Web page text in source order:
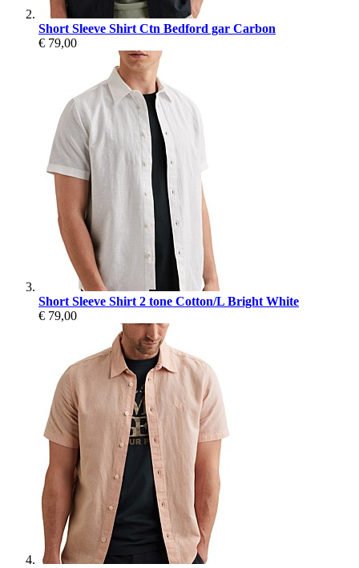
Short Sleeve Shirt Ctn Bedford gar Carbon
€ 79,00
Short Sleeve Shirt 2 tone Cotton/L Bright White
€ 79,00